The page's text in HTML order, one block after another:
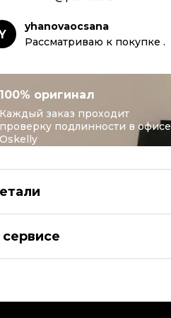
yhanovaocsana
Рассматриваю к покупке .
100% оригинал
Каждый заказ проходит
проверку подлинности в офисе
Oskelly